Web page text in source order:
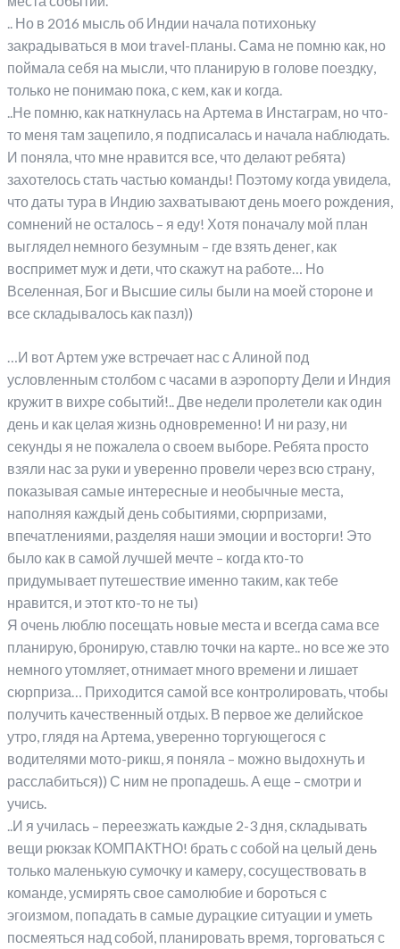
.. Но в 2016 мысль об Индии начала потихоньку
закрадываться в мои travel-планы. Сама не помню как, но
поймала себя на мысли, что планирую в голове поездку,
только не понимаю пока, с кем, как и когда.
..Не помню, как наткнулась на Артема в Инстаграм, но что-
то меня там зацепило, я подписалась и начала наблюдать.
И поняла, что мне нравится все, что делают ребята)
захотелось стать частью команды! Поэтому когда увидела,
что даты тура в Индию захватывают день моего рождения,
сомнений не осталось – я еду! Хотя поначалу мой план
выглядел немного безумным – где взять денег, как
воспримет муж и дети, что скажут на работе… Но
Вселенная, Бог и Высшие силы были на моей стороне и
все складывалось как пазл))
…И вот Артем уже встречает нас с Алиной под
условленным столбом с часами в аэропорту Дели и Индия
кружит в вихре событий!.. Две недели пролетели как один
день и как целая жизнь одновременно! И ни разу, ни
секунды я не пожалела о своем выборе. Ребята просто
взяли нас за руки и уверенно провели через всю страну,
показывая самые интересные и необычные места,
наполняя каждый день событиями, сюрпризами,
впечатлениями, разделяя наши эмоции и восторги! Это
было как в самой лучшей мечте – когда кто-то
придумывает путешествие именно таким, как тебе
нравится, и этот кто-то не ты)
Я очень люблю посещать новые места и всегда сама все
планирую, бронирую, ставлю точки на карте.. но все же это
немного утомляет, отнимает много времени и лишает
сюрприза… Приходится самой все контролировать, чтобы
получить качественный отдых. В первое же делийское
утро, глядя на Артема, уверенно торгующегося с
водителями мото-рикш, я поняла – можно выдохнуть и
расслабиться)) С ним не пропадешь. А еще – смотри и
учись.
..И я училась – переезжать каждые 2-3 дня, складывать
вещи рюкзак КОМПАКТНО! брать с собой на целый день
только маленькую сумочку и камеру, сосуществовать в
команде, усмирять свое самолюбие и бороться с
эгоизмом, попадать в самые дурацкие ситуации и уметь
посмеяться над собой, планировать время, торговаться с